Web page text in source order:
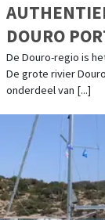
DOURO
De Douro-regio is
De grote rivier
onderdeel van [...]